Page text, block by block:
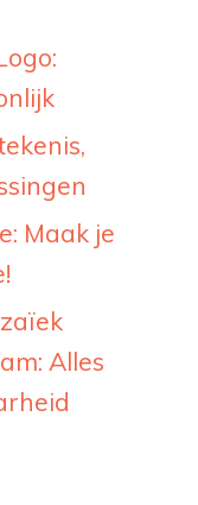
Maak je
Alles